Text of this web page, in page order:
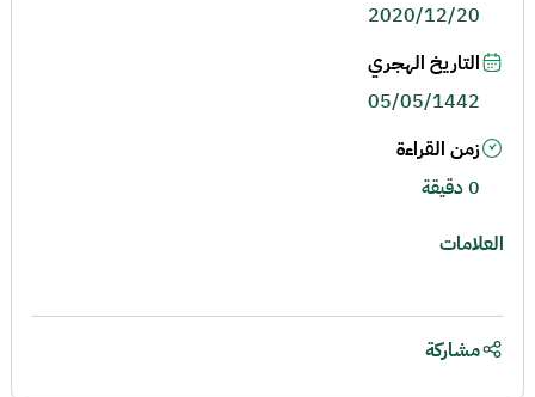
2020/12/20
التاريخ الهجري
05/05/1442
زمن القراءة
0 دقيقة
العلامات
مشاركة